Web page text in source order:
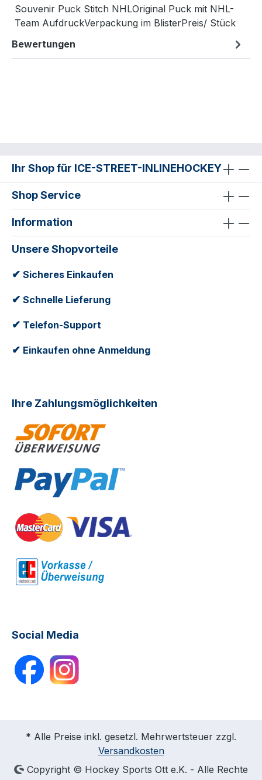
Souvenir Puck Stitch NHLOriginal Puck mit NHL-
Team AufdruckVerpackung im BlisterPreis/ Stück
Bewertungen
Ihr Shop für ICE-STREET-INLINEHOCKEY
Shop Service
Information
Unsere Shopvorteile
✔ Sicheres Einkaufen
✔ Schnelle Lieferung
✔ Telefon-Support
✔ Einkaufen ohne Anmeldung
Ihre Zahlungsmöglichkeiten
Social Media
* Alle Preise inkl. gesetzl. Mehrwertsteuer zzgl.
Versandkosten
Copyright © Hockey Sports Ott e.K. - Alle Rechte